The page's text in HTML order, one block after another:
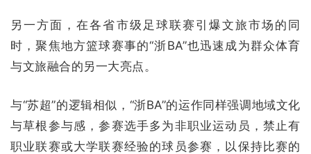
另一方面，在各省市级足球联赛引爆文旅市场的同
时，聚焦地方篮球赛事的“浙BA”也迅速成为群众体育
与文旅融合的另一大亮点。
与“苏超”的逻辑相似，“浙BA”的运作同样强调地域文化
与草根参与感，参赛选手多为非职业运动员，禁止有
职业联赛或大学联赛经验的球员参赛，以保持比赛的